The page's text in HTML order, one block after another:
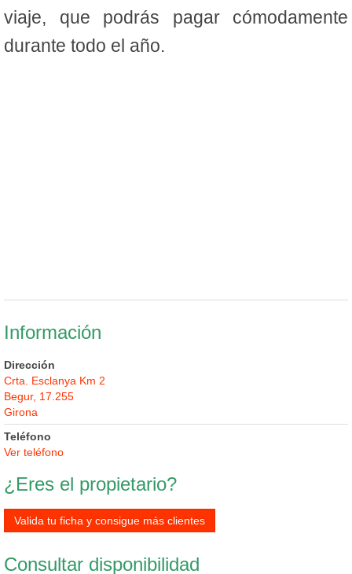
viaje, que podrás pagar cómodamente
durante todo el año.
Información
Dirección
Crta. Esclanya Km 2
Begur, 17.255
Girona
Teléfono
Ver teléfono
¿Eres el propietario?
Valida tu ficha y consigue más clientes
Consultar disponibilidad